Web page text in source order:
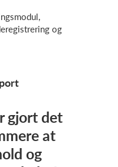
og
gjort det
at
og